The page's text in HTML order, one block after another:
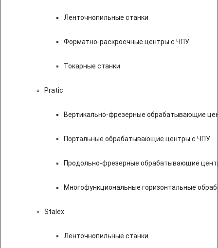
Ленточнопильные станки
Форматно-раскроечные центры с ЧПУ
Токарные станки
Pratic
Вертикально-фрезерные обрабатывающие
Портальные обрабатывающие центры с ЧПУ
Продольно-фрезерные обрабатывающие
Многофункциональные горизонтальные
Stalex
Ленточнопильные станки